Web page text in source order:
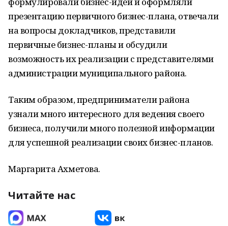
презентацию первичного бизнес-плана, отвечали
на вопросы докладчиков, представили
первичные бизнес-планы и обсудили
возможность их реализации с представителями
администрации муниципального района.
Таким образом, предприниматели района
узнали много интересного для ведения своего
бизнеса, получили много полезной информации
для успешной реализации своих бизнес-планов.
Маргарита Ахметова.
Читайте нас